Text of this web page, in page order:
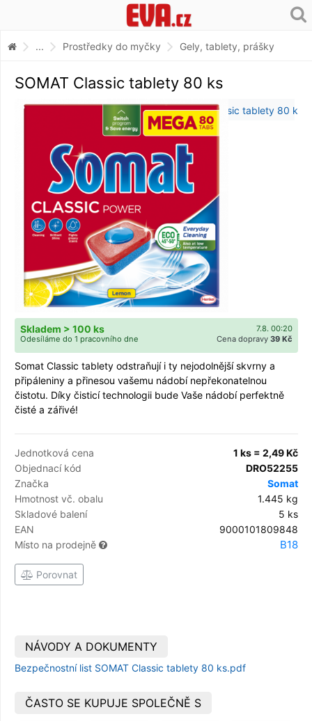
... Prostředky do myčky Gely, tablety, prášky
SOMAT Classic tablety 80 ks
7.8. 00:20
Skladem > 100 ks
Cena dopravy 39 Kč
Odesíláme do 1 pracovního dne
Somat Classic tablety odstraňují i ty nejodolnější skvrny a
připáleniny a přinesou vašemu nádobí nepřekonatelnou
čistotu. Díky čisticí technologii bude Vaše nádobí perfektně
čisté a zářivé!
Jednotková cena
1 ks = 2,49 Kč
Objednací kód
DRO52255
Značka
Somat
Hmotnost vč. obalu
1.445 kg
Skladové balení
5 ks
EAN
9000101809848
Místo na prodejně
B18
Porovnat
NÁVODY A DOKUMENTY
Bezpečnostní list SOMAT Classic tablety 80 ks.pdf
ČASTO SE KUPUJE SPOLEČNĚ S